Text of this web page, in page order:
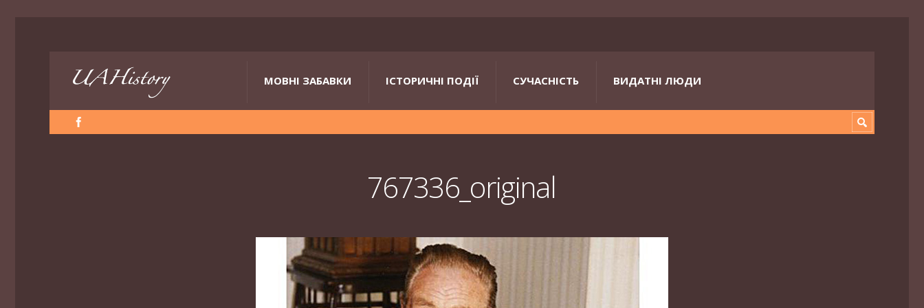
МОВНІ ЗАБАВКИ ІСТОРИЧНІ ПОДІЇ СУЧАСНІСТЬ ВИДАТНІ ЛЮДИ
767336_original